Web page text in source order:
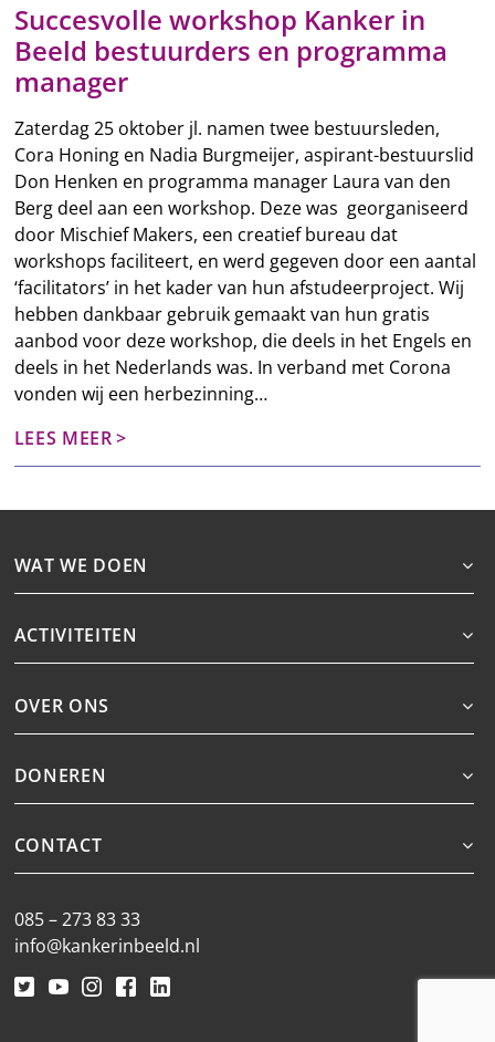
Succesvolle workshop Kanker in
Beeld bestuurders en programma
manager
Zaterdag 25 oktober jl. namen twee bestuursleden,
Cora Honing en Nadia Burgmeijer, aspirant-bestuurslid
Don Henken en programma manager Laura van den
Berg deel aan een workshop. Deze was georganiseerd
door Mischief Makers, een creatief bureau dat
workshops faciliteert, en werd gegeven door een aantal
‘facilitators’ in het kader van hun afstudeerproject. Wij
hebben dankbaar gebruik gemaakt van hun gratis
aanbod voor deze workshop, die deels in het Engels en
deels in het Nederlands was. In verband met Corona
vonden wij een herbezinning…
LEES MEER
WAT WE DOEN
ACTIVITEITEN
OVER ONS
DONEREN
CONTACT
085 – 273 83 33
info@kankerinbeeld.nl